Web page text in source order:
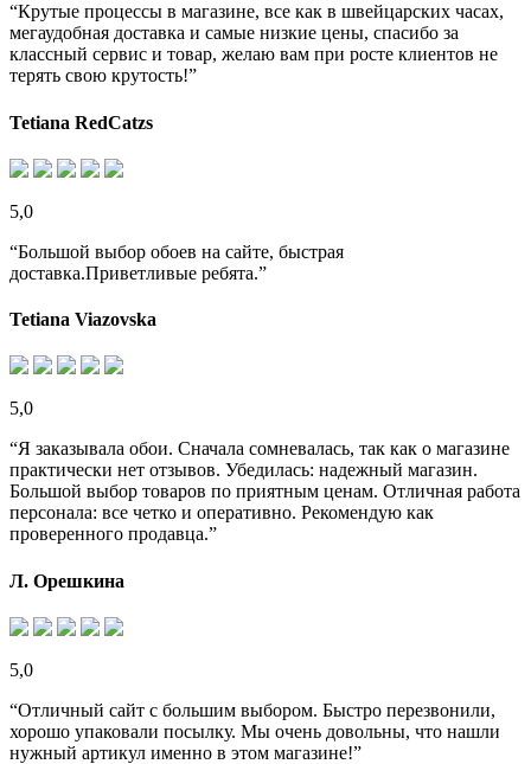
“Крутые процессы в магазине, все как в швейцарских часах,
мегаудобная доставка и самые низкие цены, спасибо за
классный сервис и товар, желаю вам при росте клиентов не
терять свою крутость!”
Tetiana RedCatzs
5,0
“Большой выбор обоев на сайте, быстрая
доставка.Приветливые ребята.”
Tetiana Viazovska
5,0
“Я заказывала обои. Сначала сомневалась, так как о магазине
практически нет отзывов. Убедилась: надежный магазин.
Большой выбор товаров по приятным ценам. Отличная работа
персонала: все четко и оперативно. Рекомендую как
проверенного продавца.”
Л. Орешкина
5,0
“Отличный сайт с большим выбором. Быстро перезвонили,
хорошо упаковали посылку. Мы очень довольны, что нашли
нужный артикул именно в этом магазине!”